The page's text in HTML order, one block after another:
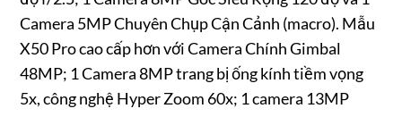
Camera 5MP Chuyên Chụp Cận Cảnh (macro). Mẫu
X50 Pro cao cấp hơn với Camera Chính Gimbal
48MP; 1 Camera 8MP trang bị ống kính tiềm vọng
5x, công nghệ Hyper Zoom 60x; 1 camera 13MP